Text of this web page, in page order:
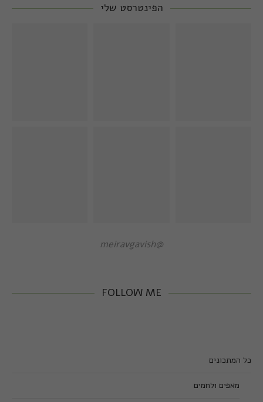
הפינטרסט שלי
@meiravgavish
FOLLOW ME
כל המתכונים
מאפים ולחמים